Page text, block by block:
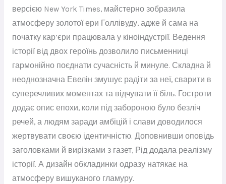
версією New York Times, майстерно зобразила
атмосферу золотої ери Голлівуду, адже й сама на
початку кар’єри працювала у кіноіндустрії. Ведення
історії від двох героїнь дозволило письменниці
гармонійно поєднати сучасність й минуле. Складна й
неоднозначна Евелін змушує радіти за неї, сварити в
суперечливих моментах та відчувати її біль. Гостроти
додає опис епохи, коли під забороною було безліч
речей, а людям заради амбіцій і слави доводилося
жертвувати своєю ідентичністю. Доповнивши оповідь
заголовками й вирізками з газет, Рід додала реалізму
історії. А дизайн обкладинки одразу натякає на
атмосферу вишуканого гламуру.